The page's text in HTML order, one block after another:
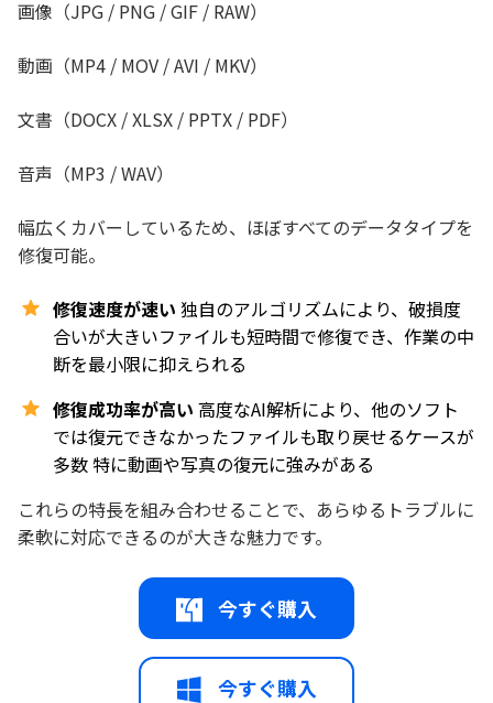
画像（JPG / PNG / GIF / RAW）
動画（MP4 / MOV / AVI / MKV）
文書（DOCX / XLSX / PPTX / PDF）
音声（MP3 / WAV）
幅広くカバーしているため、ほぼすべてのデータタイプを
修復可能。
修復速度が速い 独自のアルゴリズムにより、破損度
合いが大きいファイルも短時間で修復でき、作業の中
断を最小限に抑えられる
修復成功率が高い 高度なAI解析により、他のソフト
では復元できなかったファイルも取り戻せるケースが
多数 特に動画や写真の復元に強みがある
これらの特長を組み合わせることで、あらゆるトラブルに
柔軟に対応できるのが大きな魅力です。
今すぐ購入
今すぐ購入